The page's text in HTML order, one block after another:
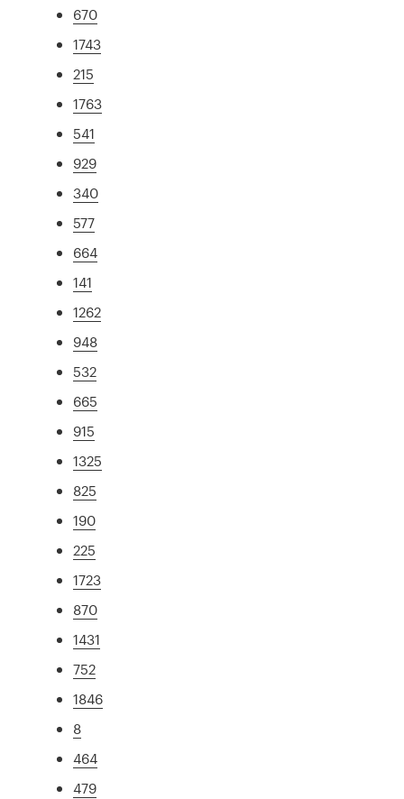
670
1743
215
1763
541
929
340
577
664
141
1262
948
532
665
915
1325
825
190
225
1723
870
1431
752
1846
8
464
479